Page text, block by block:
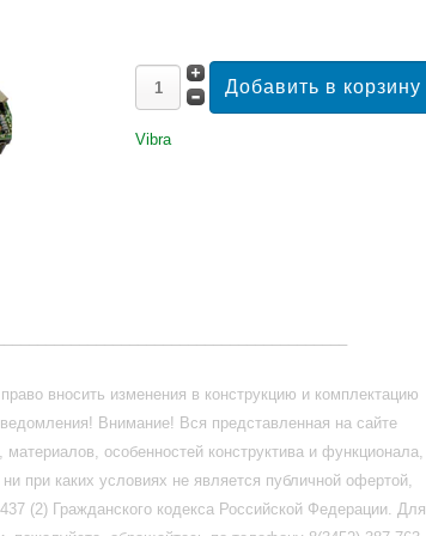
Vibra
вносить изменения в конструкцию и комплектацию
Внимание! Вся представленная на сайте
особенностей конструктива и функционала,
при каких условиях не является публичной офертой,
(2) Гражданского кодекса Российской Федерации. Для